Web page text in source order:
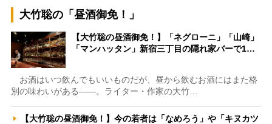
大竹聡の「昼酒御免！」
【大竹聡の昼酒御免！】「ネグローニ」「山崎」
「マンハッタン」新宿三丁目の隠れ家バーで1…
お酒はいつ飲んでもいいものだが、昼から飲むお酒にはまた格
別の味わいがある――。ライター・作家の大竹…
【大竹聡の昼酒御免！】今の若者は「なめろう」や「キヌカツ